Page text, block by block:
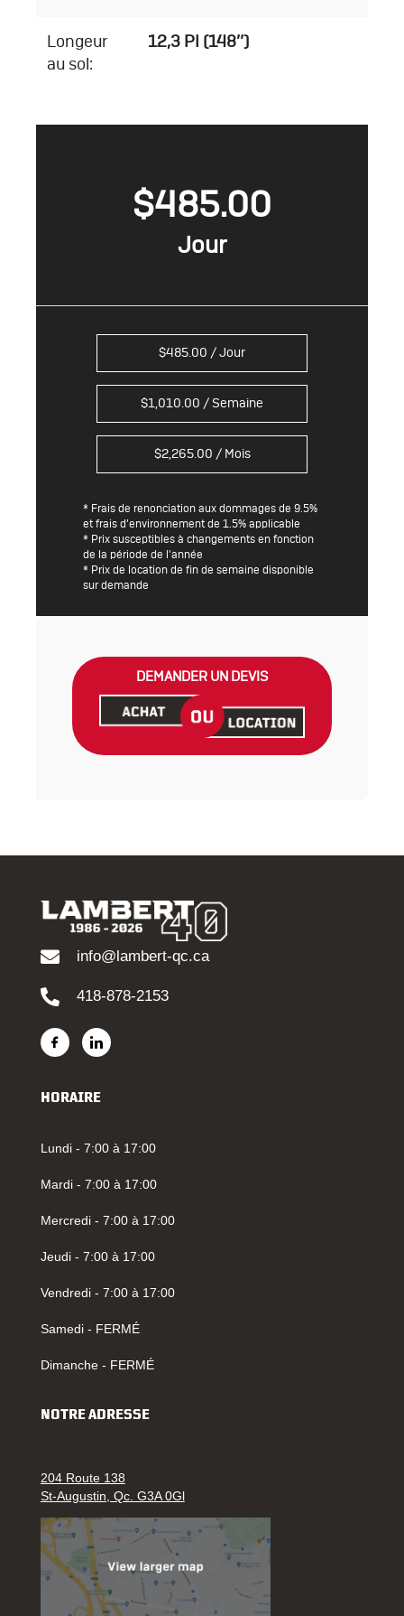
Longeur
au sol:
12,3 PI (148’’)
$485.00
$485.00 / Jour
$1,010.00 / Semaine
$2,265.00 / Mois
* Frais de renonciation aux dommages de 9.5%
et frais d’environnement de 1.5% applicable
* Prix susceptibles à changements en fonction
de la période de l'année
* Prix de location de fin de semaine disponible
sur demande
DEMANDER UN DEVIS
info@lambert-qc.ca
418-878-2153
HORAIRE
Lundi - 7:00 à 17:00
Mardi - 7:00 à 17:00
Mercredi - 7:00 à 17:00
Jeudi - 7:00 à 17:00
Vendredi - 7:00 à 17:00
Samedi - FERMÉ
Dimanche - FERMÉ
NOTRE ADRESSE
204 Route 138
St-Augustin, Qc. G3A 0Gl